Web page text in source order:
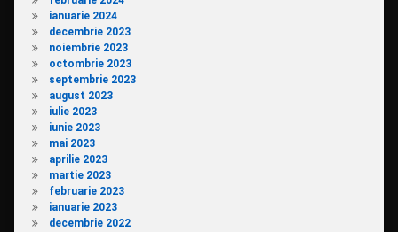
ianuarie 2024
decembrie 2023
noiembrie 2023
octombrie 2023
septembrie 2023
august 2023
iulie 2023
iunie 2023
mai 2023
aprilie 2023
martie 2023
februarie 2023
ianuarie 2023
decembrie 2022